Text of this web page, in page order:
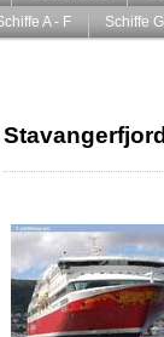
A - F Schiffe